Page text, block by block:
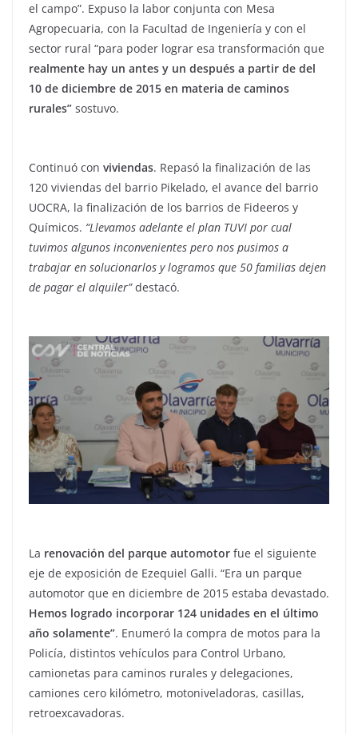
el campo”. Expuso la labor conjunta con Mesa
Agropecuaria, con la Facultad de Ingeniería y con el
sector rural “para poder lograr esa transformación que
realmente hay un antes y un después a partir de del
10 de diciembre de 2015 en materia de caminos
rurales” sostuvo.
Continuó con viviendas. Repasó la finalización de las
120 viviendas del barrio Pikelado, el avance del barrio
UOCRA, la finalización de los barrios de Fideeros y
Químicos. “Llevamos adelante el plan TUVI por cual
tuvimos algunos inconvenientes pero nos pusimos a
trabajar en solucionarlos y logramos que 50 familias dejen
de pagar el alquiler”destacó.
La renovación del parque automotor fue el siguiente
eje de exposición de Ezequiel Galli. “Era un parque
automotor que en diciembre de 2015 estaba devastado.
Hemos logrado incorporar 124 unidades en el último
año solamente”. Enumeró la compra de motos para la
Policía, distintos vehículos para Control Urbano,
camionetas para caminos rurales y delegaciones,
camiones cero kilómetro, motoniveladoras, casillas,
retroexcavadoras.